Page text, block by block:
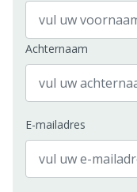
Achternaam
E-mailadres